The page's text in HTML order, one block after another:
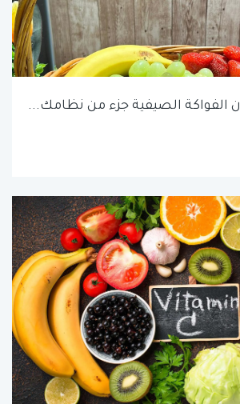
الفواكة الصيفية جزء من نظامك...